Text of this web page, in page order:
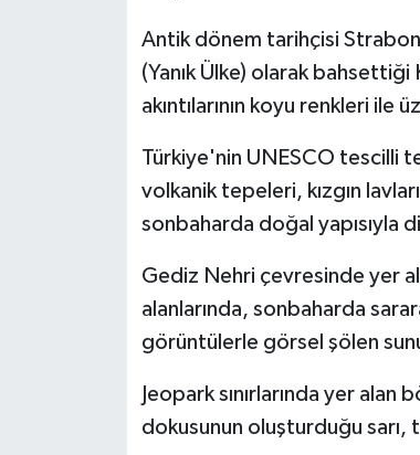
Antik dönem tarihçisi
(Yanık Ülke) olarak bahsettiği
akıntılarının koyu renkleri ile
Türkiye'nin UNESCO tescilli
volkanik tepeleri, kızgın
sonbaharda doğal yapısıyla
Gediz Nehri çevresinde yer
alanlarında, sonbaharda
görüntülerle görsel şölen
Jeopark sınırlarında yer alan
dokusunun oluşturduğu sarı,